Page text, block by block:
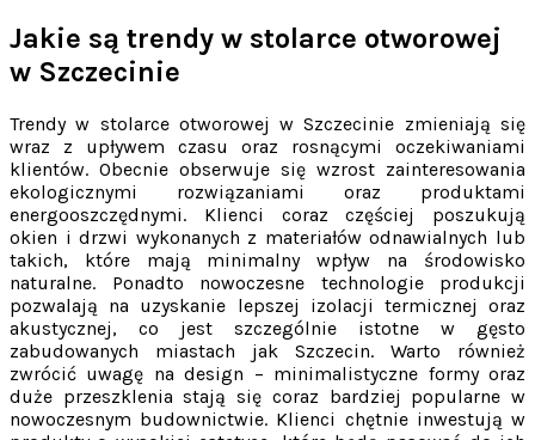
Jakie są trendy w stolarce otworowej
w Szczecinie
Trendy w stolarce otworowej w Szczecinie zmieniają się
wraz z upływem czasu oraz rosnącymi oczekiwaniami
klientów. Obecnie obserwuje się wzrost zainteresowania
ekologicznymi rozwiązaniami oraz produktami
energooszczędnymi. Klienci coraz częściej poszukują
okien i drzwi wykonanych z materiałów odnawialnych lub
takich, które mają minimalny wpływ na środowisko
naturalne. Ponadto nowoczesne technologie produkcji
pozwalają na uzyskanie lepszej izolacji termicznej oraz
akustycznej, co jest szczególnie istotne w gęsto
zabudowanych miastach jak Szczecin. Warto również
zwrócić uwagę na design – minimalistyczne formy oraz
duże przeszklenia stają się coraz bardziej popularne w
nowoczesnym budownictwie. Klienci chętnie inwestują w